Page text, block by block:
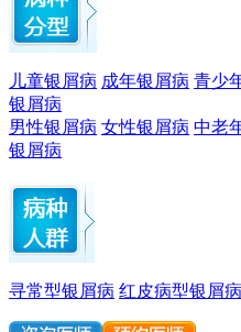
儿童银屑病 成年银屑病 青少
银屑病
男性银屑病 女性银屑病 中老
银屑病
寻常型银屑病 红皮病型银屑病